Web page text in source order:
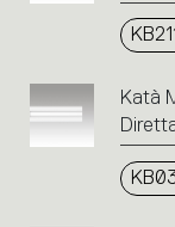
Katà